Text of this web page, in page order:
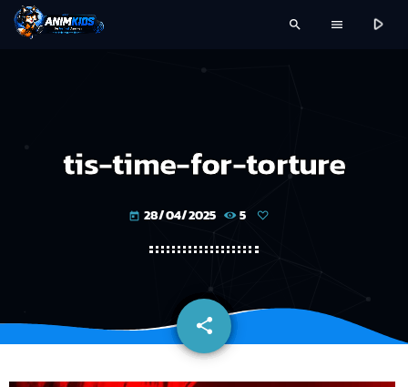
search menu play_arrow
tis-time-for-torture
today 28/04/2025 5
share
email